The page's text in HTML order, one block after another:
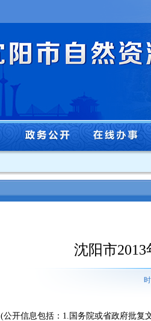
沈阳市
(公开信息包括：1.国务院或省政府批复